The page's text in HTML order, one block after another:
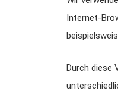
Internet-
Durch diese